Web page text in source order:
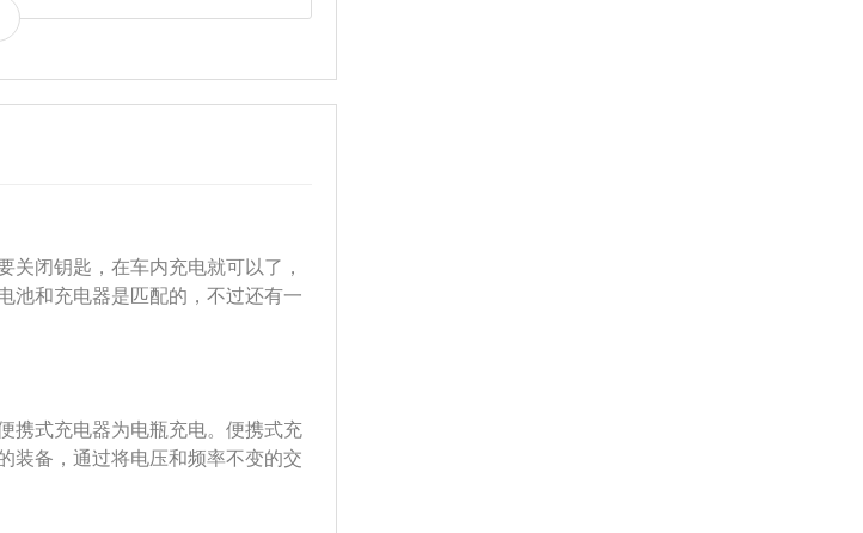
关闭钥匙，在车内充电就可以了，
池和充电器是匹配的，不过还有一
携式充电器是一种将交流电直接转
池容量不大，一般在800至2000毫
带。汽车电瓶也叫蓄电池，是电池
能，通常人们所说的电瓶是指铅酸
解液是硫酸溶液的蓄电池，正常使
系。
携式充电器为电瓶充电。便携式充
装备，通过将电压和频率不变的交
充电器的电池容量不大，一般在80